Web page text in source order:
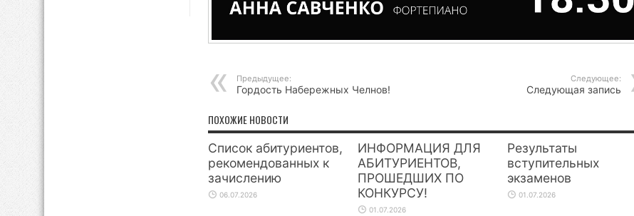
Предыдущее:
Гордость Набережных Челнов!
Следующее:
Следующая запись
ПОХОЖИЕ НОВОСТИ
Список абитуриентов,
рекомендованных к
зачислению
06.07.2026
ИНФОРМАЦИЯ ДЛЯ
АБИТУРИЕНТОВ,
ПРОШЕДШИХ ПО
КОНКУРСУ!
01.07.2026
Результаты
вступительных
экзаменов
01.07.2026